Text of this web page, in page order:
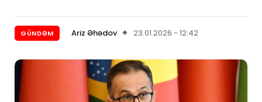
GÜNDƏM Ariz Əhədov 23.01.2026 - 12:42